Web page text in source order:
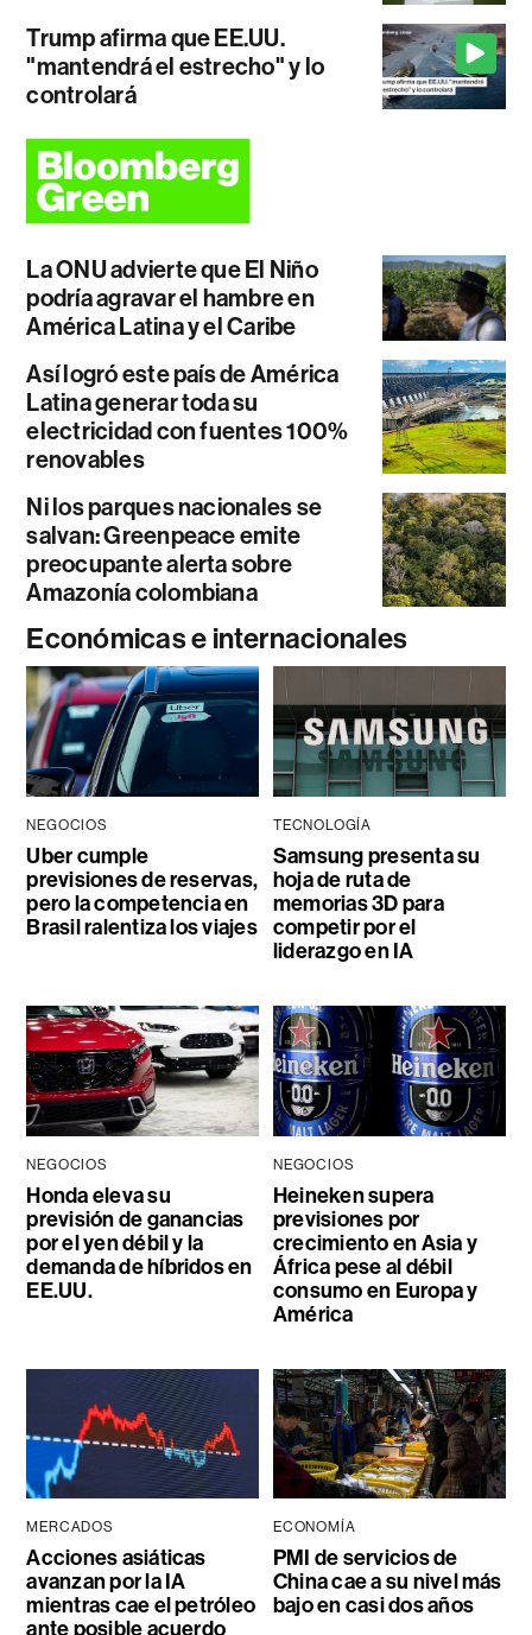
Trump afirma que EE.UU.
"mantendrá el estrecho" y lo
controlará
La ONU advierte que El Niño
podría agravar el hambre en
América Latina y el Caribe
Así logró este país de América
Latina generar toda su
electricidad con fuentes 100%
renovables
Ni los parques nacionales se
salvan: Greenpeace emite
preocupante alerta sobre
Amazonía colombiana
Económicas e internacionales
NEGOCIOS
Uber cumple
previsiones de reservas,
pero la competencia en
Brasil ralentiza los viajes
TECNOLOGÍA
Samsung presenta su
hoja de ruta de
memorias 3D para
competir por el
liderazgo en IA
NEGOCIOS
Honda eleva su
previsión de ganancias
por el yen débil y la
demanda de híbridos en
EE.UU.
NEGOCIOS
Heineken supera
previsiones por
crecimiento en Asia y
África pese al débil
consumo en Europa y
América
MERCADOS
Acciones asiáticas
avanzan por la IA
mientras cae el petróleo
ante posible acuerdo
ECONOMÍA
PMI de servicios de
China cae a su nivel más
bajo en casi dos años